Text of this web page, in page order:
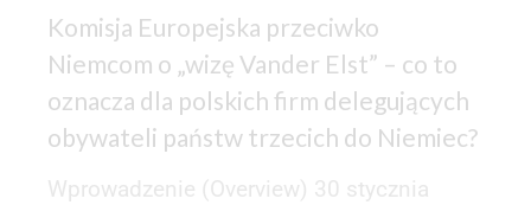
Komisja Europejska przeciwko
Niemcom o „wizę Vander Elst” – co to
oznacza dla polskich firm delegujących
obywateli państw trzecich do Niemiec?
Wprowadzenie (Overview) 30 stycznia